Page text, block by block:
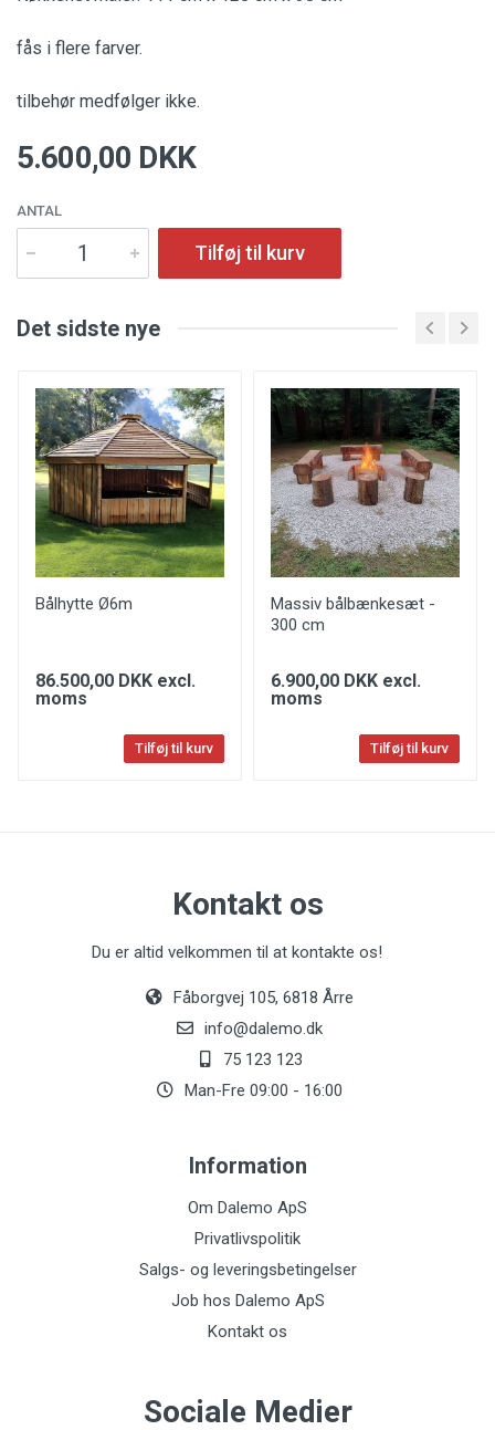
fås i flere farver.
tilbehør medfølger ikke.
5.600,00 DKK
ANTAL
Tilføj til kurv
Det sidste nye
Bålhytte Ø6m
86.500,00 DKK excl.
moms
Tilføj til kurv
Massiv bålbænkesæt -
300 cm
6.900,00 DKK excl.
moms
Tilføj til kurv
Kontakt os
Du er altid velkommen til at kontakte os!
Fåborgvej 105, 6818 Årre
info@dalemo.dk
75 123 123
Man-Fre 09:00 - 16:00
Information
Om Dalemo ApS
Privatlivspolitik
Salgs- og leveringsbetingelser
Job hos Dalemo ApS
Kontakt os
Sociale Medier